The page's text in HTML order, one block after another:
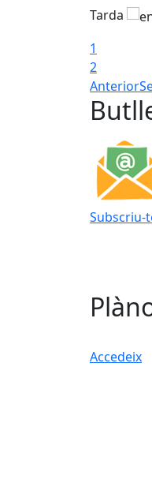
Tarda
1
2
Anterior
Subscriu-
Accedeix